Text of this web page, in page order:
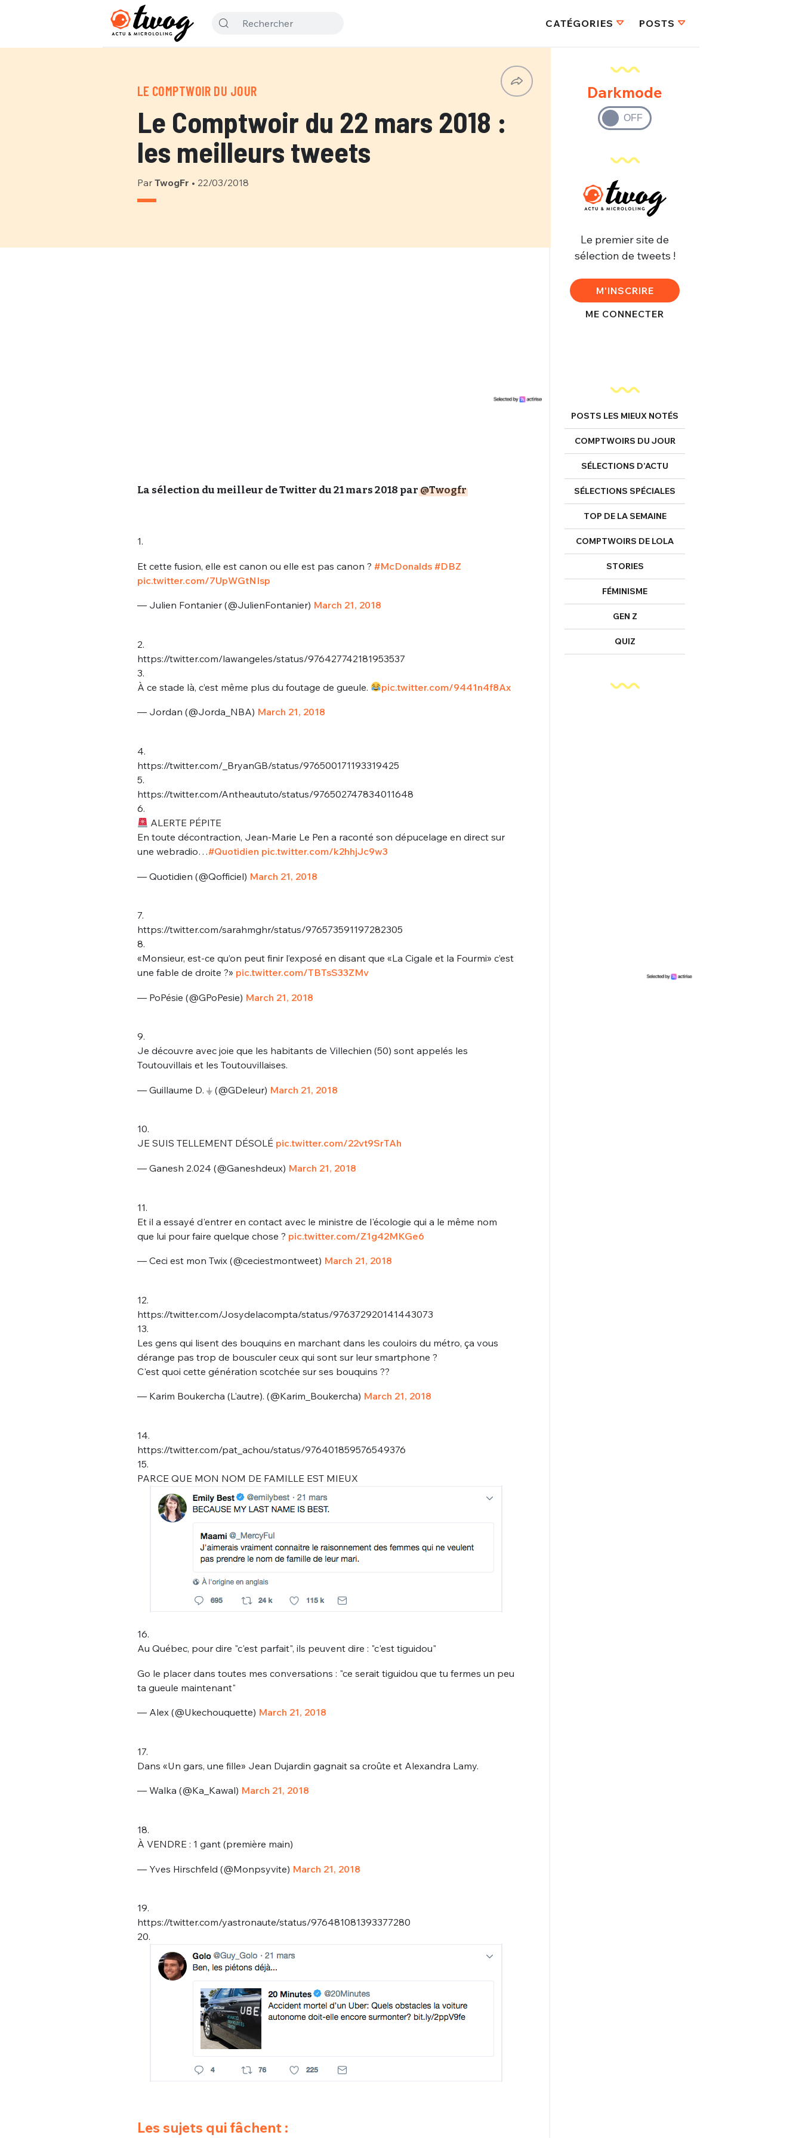
CATÉGORIES POSTS
LE COMPTWOIR DU JOUR
Le Comptwoir du 22 mars 2018 :
les meilleurs tweets
Par TwogFr • 22/03/2018
La sélection du meilleur de Twitter du 21 mars 2018 par@Twogfr
1.
Et cette fusion, elle est canon ou elle est pas canon ? #McDonalds #DBZ
pic.twitter.com/7UpWGtNIsp
— Julien Fontanier (@JulienFontanier) March 21, 2018
2.
https://twitter.com/lawangeles/status/976427742181953537
3.
À ce stade là, c’est même plus du foutage de gueule.
pic.twitter.com/9441n4f8Ax
— Jordan (@Jorda_NBA) March 21, 2018
4.
https://twitter.com/_BryanGB/status/976500171193319425
5.
https://twitter.com/Antheaututo/status/976502747834011648
6.
ALERTE PÉPITE
En toute décontraction, Jean-Marie Le Pen a raconté son dépucelage en direct sur
une webradio…#Quotidien pic.twitter.com/k2hhjJc9w3
— Quotidien (@Qofficiel) March 21, 2018
7.
https://twitter.com/sarahmghr/status/976573591197282305
8.
«Monsieur, est-ce qu’on peut finir l’exposé en disant que «La Cigale et la Fourmi» c’est
une fable de droite ?» pic.twitter.com/TBTsS33ZMv
— PoPésie (@GPoPesie) March 21, 2018
9.
Je découvre avec joie que les habitants de Villechien (50) sont appelés les
Toutouvillais et les Toutouvillaises.
— Guillaume D. ⏚ (@GDeleur) March 21, 2018
10.
JE SUIS TELLEMENT DÉSOLÉ pic.twitter.com/22vt9SrTAh
— Ganesh 2.024 (@Ganeshdeux) March 21, 2018
11.
Et il a essayé d'entrer en contact avec le ministre de l'écologie qui a le même nom
que lui pour faire quelque chose ? pic.twitter.com/Z1g42MKGe6
— Ceci est mon Twix (@ceciestmontweet) March 21, 2018
12.
https://twitter.com/Josydelacompta/status/976372920141443073
13.
Les gens qui lisent des bouquins en marchant dans les couloirs du métro, ça vous
dérange pas trop de bousculer ceux qui sont sur leur smartphone ?
C'est quoi cette génération scotchée sur ses bouquins ??
— Karim Boukercha (L'autre). (@Karim_Boukercha) March 21, 2018
14.
https://twitter.com/pat_achou/status/976401859576549376
15.
PARCE QUE MON NOM DE FAMILLE EST MIEUX
16.
Au Québec, pour dire "c'est parfait", ils peuvent dire : "c'est tiguidou"
Go le placer dans toutes mes conversations : "ce serait tiguidou que tu fermes un peu
ta gueule maintenant"
— Alex (@Ukechouquette) March 21, 2018
17.
Dans «Un gars, une fille» Jean Dujardin gagnait sa croûte et Alexandra Lamy.
— Walka (@Ka_Kawal) March 21, 2018
18.
À VENDRE : 1 gant (première main)
— Yves Hirschfeld (@Monpsyvite) March 21, 2018
19.
https://twitter.com/yastronaute/status/976481081393377280
20.
Les sujets qui fâchent :
Darkmode
Le premier site de
sélection de tweets !
M'INSCRIRE
ME CONNECTER
POSTS LES MIEUX NOTÉS
COMPTWOIRS DU JOUR
SÉLECTIONS D’ACTU
SÉLECTIONS SPÉCIALES
TOP DE LA SEMAINE
COMPTWOIRS DE LOLA
STORIES
FÉMINISME
GEN Z
QUIZ
PSEUDO*
EMAIL
PASSWORD*
JE M'INSCRIS
VOTRE PARTICIPATION
Que souhaitez-vous proposer ?
Quelques
tweets
Ma propre
sélection